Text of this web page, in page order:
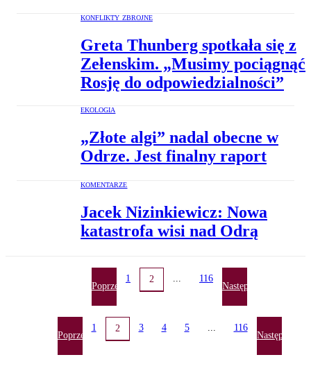
KONFLIKTY ZBROJNE
Greta Thunberg spotkała się z
Zełenskim. „Musimy pociągnąć
Rosję do odpowiedzialności”
EKOLOGIA
„Złote algi” nadal obecne w
Odrze. Jest finalny raport
KOMENTARZE
Jacek Nizinkiewicz: Nowa
katastrofa wisi nad Odrą
Poprzednia
1 2 116
Następna
Poprzednia
1 2 3 4 5 116
Następna